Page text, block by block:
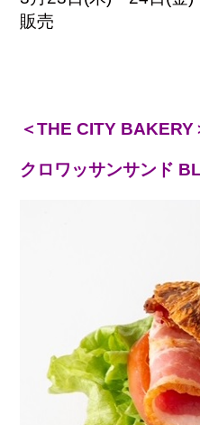
販売
＜THE CITY BAKERY
クロワッサンサンド